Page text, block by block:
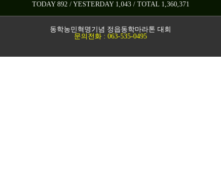
TODAY 892 / YESTERDAY 1,043 / TOTAL 1,360,371
동학농민혁명기념 정읍동학마라톤 대회
문의전화 : 063-535-0495